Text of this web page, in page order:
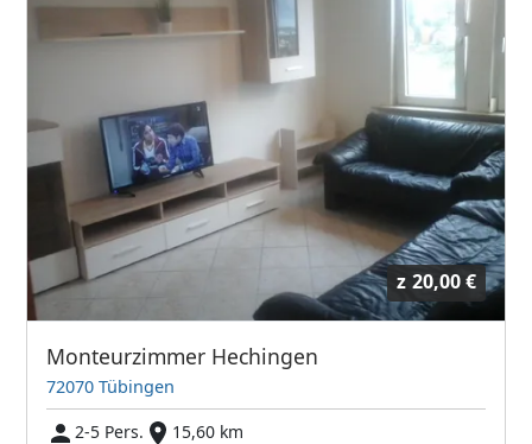
z 20,00 €
Monteurzimmer Hechingen
72070 Tübingen
2-5 Pers.
15,60 km